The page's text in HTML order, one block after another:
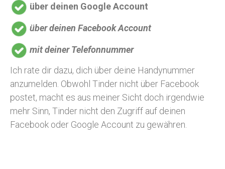
über deinen Google Account
über deinen Facebook Account
mit deiner Telefonnummer
Ich rate dir dazu, dich über deine Handynummer
anzumelden. Obwohl Tinder nicht über Facebook
postet, macht es aus meiner Sicht doch irgendwie
mehr Sinn, Tinder nicht den Zugriff auf deinen
Facebook oder Google Account zu gewähren.